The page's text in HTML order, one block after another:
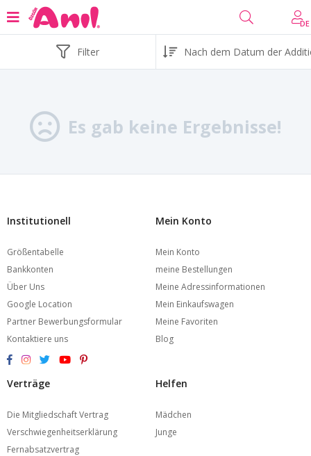
DE
Filter
Es gab keine Ergebnisse!
Institutionell
Größentabelle
Bankkonten
Über Uns
Google Location
Partner Bewerbungsformular
Kontaktiere uns
Mein Konto
Mein Konto
meine Bestellungen
Meine Adressinformationen
Mein Einkaufswagen
Meine Favoriten
Blog
Verträge
Die Mitgliedschaft Vertrag
Verschwiegenheitserklärung
Fernabsatzvertrag
Helfen
Mädchen
Junge